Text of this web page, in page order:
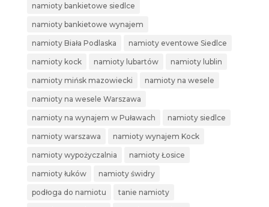
namioty bankietowe siedlce
namioty bankietowe wynajem
namioty Biała Podlaska namioty eventowe Siedlce
namioty kock namioty lubartów namioty lublin
namioty mińsk mazowiecki namioty na wesele
namioty na wesele Warszawa
namioty na wynajem w Puławach namioty siedlce
namioty warszawa namioty wynajem Kock
namioty wypożyczalnia namioty Łosice
namioty łuków namioty świdry
podłoga do namiotu tanie namioty